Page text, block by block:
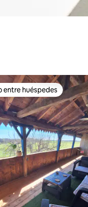
entre huéspedes
entre huéspedes